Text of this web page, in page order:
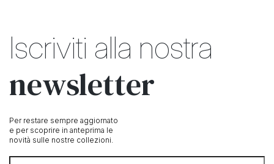
Iscriviti alla nostra
newsletter
Per restare sempre aggiornato
e per scoprire in anteprima le
novità sulle nostre collezioni.